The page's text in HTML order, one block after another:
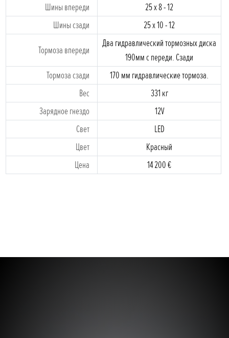
Шины впереди
25 x 8 - 12
Шины cзади
25 x 10 - 12
Тормоза впереди
Два гидравлический тормозных диска
190мм с переди. Сзади
Тормоза cзади
170 мм гидравлические тормоза.
Bес
331 кг
Зарядное гнездо
12V
Cвет
LED
Цвет
Красный
Цена
14 200 €